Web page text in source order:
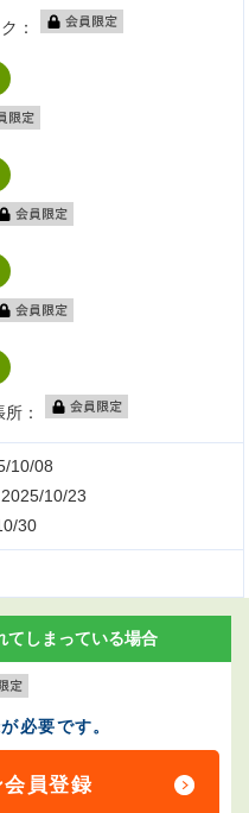
：
：
10/08
10/23
30
てしまっている場合
必要です。
会員登録